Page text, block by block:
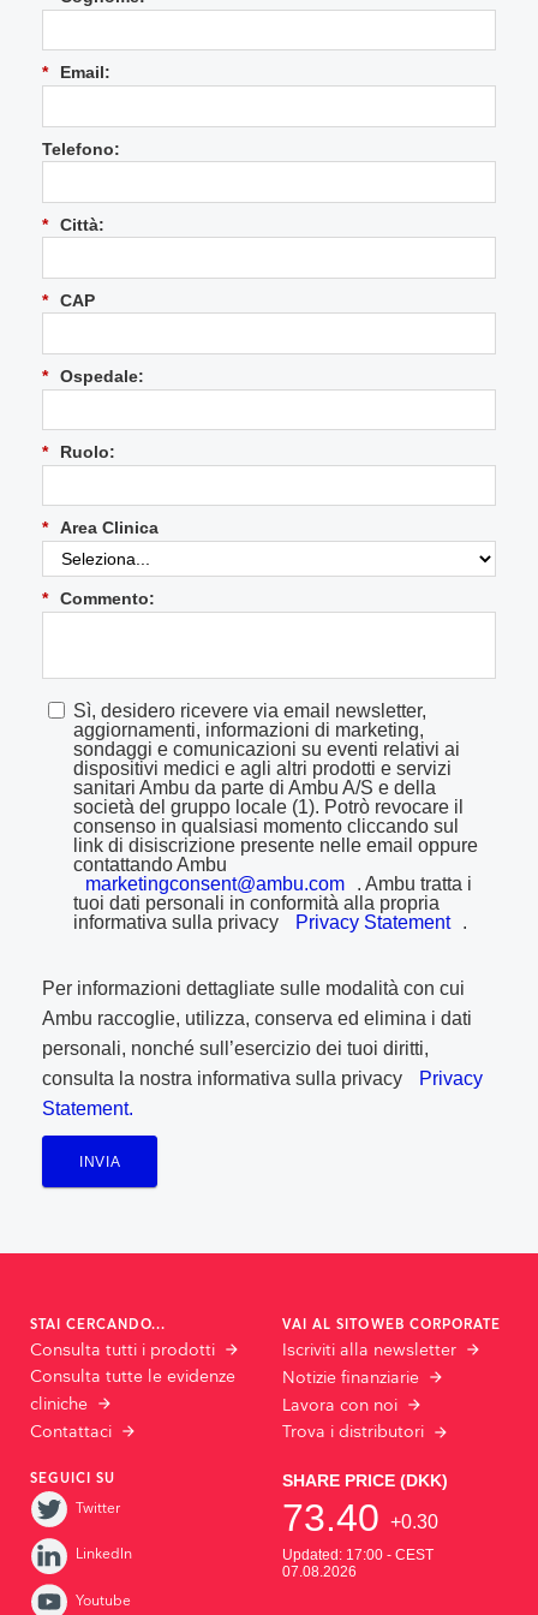
* Email:
Telefono:
* Città:
* CAP
* Ospedale:
* Ruolo:
* Area Clinica
* Commento:
Sì, desidero ricevere via email newsletter,
aggiornamenti, informazioni di marketing,
sondaggi e comunicazioni su eventi relativi ai
dispositivi medici e agli altri prodotti e servizi
sanitari Ambu da parte di Ambu A/S e della
società del gruppo locale (1). Potrò revocare il
consenso in qualsiasi momento cliccando sul
link di disiscrizione presente nelle email oppure
contattando Ambu
marketingconsent@ambu.com
. Ambu tratta i
tuoi dati personali in conformità alla propria
informativa sulla privacy
Privacy Statement .
Per informazioni dettagliate sulle modalità con cui
Ambu raccoglie, utilizza, conserva ed elimina i dati
personali, nonché sull’esercizio dei tuoi diritti,
consulta la nostra informativa sulla privacy
Privacy
Statement.
INVIA
STAI CERCANDO...
Consulta tutti i prodotti
Consulta tutte le evidenze
cliniche
Contattaci
VAI AL SITOWEB CORPORATE
Iscriviti alla newsletter
Notizie finanziarie
Lavora con noi
Trova i distributori
SEGUICI SU
Twitter
LinkedIn
Youtube